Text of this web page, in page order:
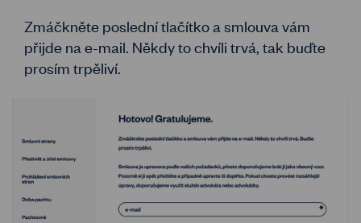
Zmáčkněte poslední tlačítko a smlouva vám
přijde na e-mail. Někdy to chvíli trvá, tak buďte
prosím trpěliví.